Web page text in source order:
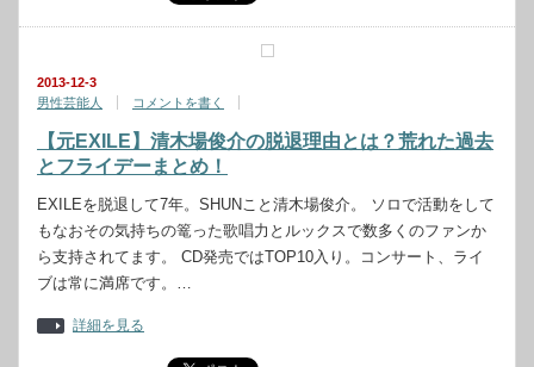
2013-12-3
男性芸能人
コメントを書く
【元EXILE】清木場俊介の脱退理由とは？荒れた過去
とフライデーまとめ！
EXILEを脱退して7年。SHUNこと清木場俊介。 ソロで活動をして
もなおその気持ちの篭った歌唱力とルックスで数多くのファンか
ら支持されてます。 CD発売ではTOP10入り。コンサート、ライ
ブは常に満席です。…
詳細を見る